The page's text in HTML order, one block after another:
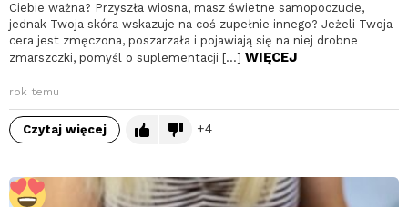
Ciebie ważna? Przyszła wiosna, masz świetne samopoczucie,
jednak Twoja skóra wskazuje na coś zupełnie innego? Jeżeli Twoja
cera jest zmęczona, poszarzała i pojawiają się na niej drobne
zmarszczki, pomyśl o suplementacji […] WIĘCEJ
rok temu
Czytaj więcej 4